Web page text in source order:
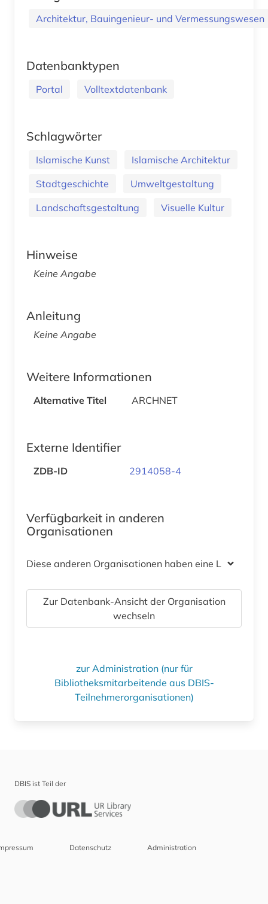
Architektur, Bauingenieur- und Vermessungswesen
Datenbanktypen
Portal Volltextdatenbank
Schlagwörter
Islamische Kunst
Islamische Architektur
Stadtgeschichte
Umweltgestaltung
Landschaftsgestaltung
Visuelle Kultur
Hinweise
Keine Angabe
Anleitung
Keine Angabe
Weitere Informationen
Alternative Titel ARCHNET
Externe Identifier
ZDB-ID 2914058-4
Verfügbarkeit in anderen
Organisationen
Diese anderen Organisationen haben eine Lizenz
Zur Datenbank-Ansicht der Organisation
wechseln
zur Administration (nur für
Bibliotheksmitarbeitende aus DBIS-
Teilnehmerorganisationen)
DBIS ist Teil der
Datenschutz Administration